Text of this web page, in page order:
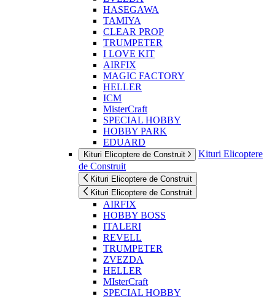
HASEGAWA
TAMIYA
CLEAR PROP
TRUMPETER
I LOVE KIT
AIRFIX
MAGIC FACTORY
HELLER
ICM
MisterCraft
SPECIAL HOBBY
HOBBY PARK
EDUARD
Kituri Elicoptere de Construit
Kituri Elicoptere
de Construit
Kituri Elicoptere de Construit
Kituri Elicoptere de Construit
AIRFIX
HOBBY BOSS
ITALERI
REVELL
TRUMPETER
ZVEZDA
HELLER
MIsterCraft
SPECIAL HOBBY